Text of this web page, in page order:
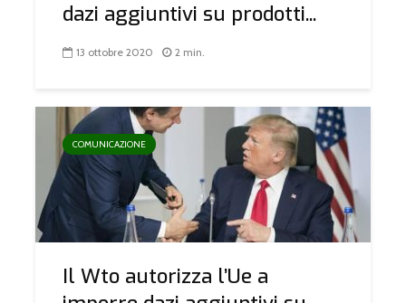
dazi aggiuntivi su prodotti...
13 ottobre 2020 2 min.
COMUNICAZIONE
Il Wto autorizza l’Ue a